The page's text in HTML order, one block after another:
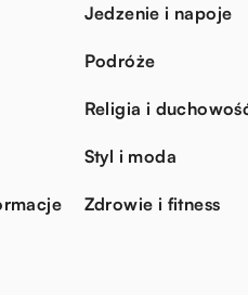
Jedzenie i napoje
Podróże
Religia i
Styl i moda
Zdrowie i fitness